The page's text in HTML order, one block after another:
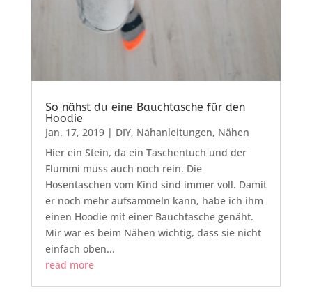
So nähst du eine Bauchtasche für den
Hoodie
Jan. 17, 2019| DIY, Nähanleitungen, Nähen
Hier ein Stein, da ein Taschentuch und der
Flummi muss auch noch rein. Die
Hosentaschen vom Kind sind immer voll. Damit
er noch mehr aufsammeln kann, habe ich ihm
einen Hoodie mit einer Bauchtasche genäht.
Mir war es beim Nähen wichtig, dass sie nicht
einfach oben...
read more